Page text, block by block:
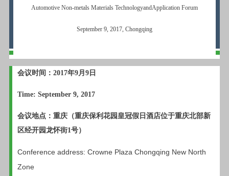
Automotive Non-metals Materials TechnologyandApplication Forum
September 9, 2017, Chongqing
会议时间：2017年9月9日
Time: September 9, 2017
会议地点：重庆（重庆保利花园皇冠假日酒店位于重庆北部新
区经开园龙怀街1号）
Conference address: Crowne Plaza Chongqing New North
Zone